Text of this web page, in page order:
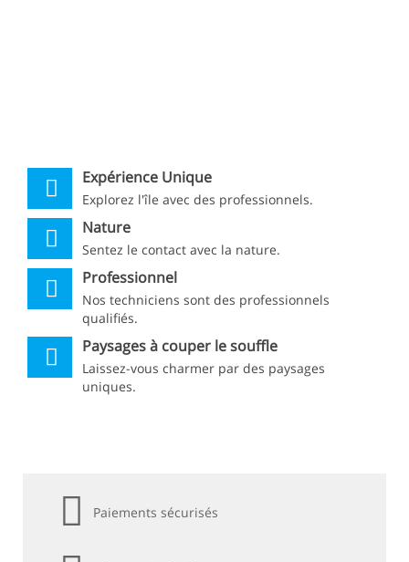
Expérience Unique
Explorez l'île avec des professionnels.
Nature
Sentez le contact avec la nature.
Professionnel
Nos techniciens sont des professionnels
qualifiés.
Paysages à couper le souffle
Laissez-vous charmer par des paysages
uniques.
Paiements sécurisés